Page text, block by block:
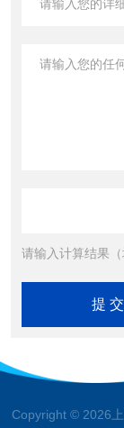
请输入计算结果
Copyright © 2026